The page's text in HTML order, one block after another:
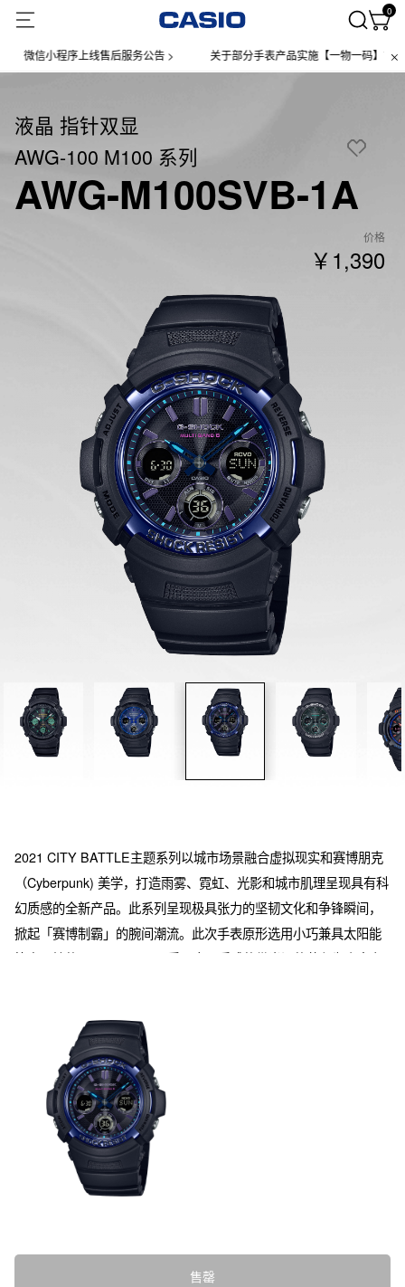
0
微信小程序上线售后服务公告 > 关于部分手表产品实施【一物一码】管理的
液晶 指针双显
AWG-100 M100 系列
AWG-M100SVB-1A
价格
￥1,390
2021 CITY BATTLE主题系列以城市场景融合虚拟现实和赛博朋克
（Cyberpunk) 美学，打造雨雾、霓虹、光影和城市肌理呈现具有科
幻质感的全新产品。此系列呈现极具张力的坚韧文化和争锋瞬间，
掀起「赛博制霸」的腕间潮流。此次手表原形选用小巧兼具太阳能
等实用性的AWG-M100S。采用金属质感的带光泽的蓝色为表盘主
售罄